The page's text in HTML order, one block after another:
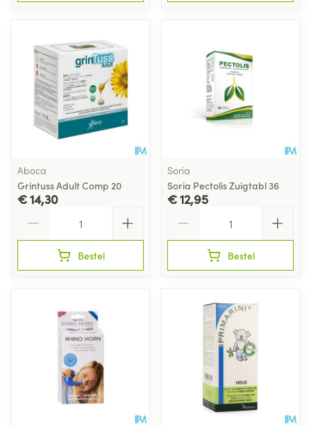
Aboca
Grintuss Adult Comp 20
€ 14,30
Bestel
Soria
Soria Pectolis Zuigtabl 36
€ 12,95
Bestel